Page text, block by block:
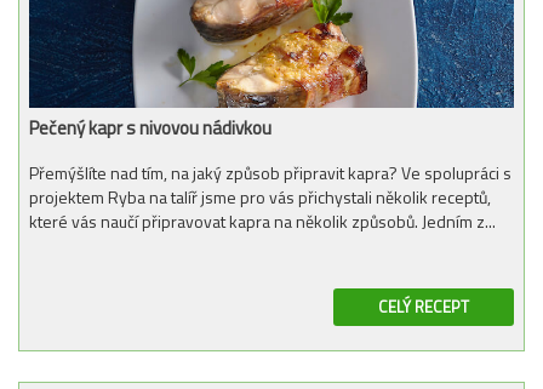
Pečený kapr s nivovou nádivkou
Přemýšlíte nad tím, na jaký způsob připravit kapra? Ve spolupráci s
projektem Ryba na talíř jsme pro vás přichystali několik receptů,
které vás naučí připravovat kapra na několik způsobů. Jedním z...
CELÝ RECEPT